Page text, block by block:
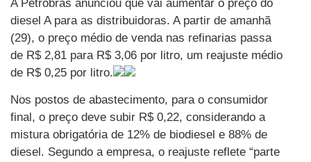
A Petrobras anunciou que vai aumentar o preço do
diesel A para as distribuidoras. A partir de amanhã
(29), o preço médio de venda nas refinarias passa
de R$ 2,81 para R$ 3,06 por litro, um reajuste médio
de R$ 0,25 por litro.
Nos postos de abastecimento, para o consumidor
final, o preço deve subir R$ 0,22, considerando a
mistura obrigatória de 12% de biodiesel e 88% de
diesel. Segundo a empresa, o reajuste reflete “parte